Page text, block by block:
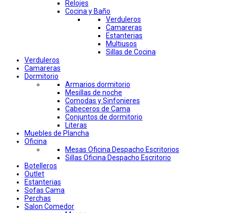
Relojes
Cocina y Baño
Verduleros
Camareras
Estanterias
Multiusos
Sillas de Cocina
Verduleros
Camareras
Dormitorio
Armarios dormitorio
Mesillas de noche
Comodas y Sinfonieres
Cabeceros de Cama
Conjuntos de dormitorio
Literas
Muebles de Plancha
Oficina
Mesas Oficina Despacho Escritorios
Sillas Oficina Despacho Escritorio
Botelleros
Outlet
Estanterias
Sofas Cama
Perchas
Salon Comedor